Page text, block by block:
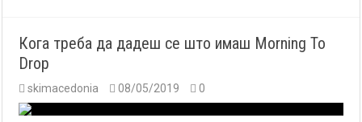
Кога треба да дадеш се што имаш Morning To
Drop
skimacedonia 08/05/2019 0